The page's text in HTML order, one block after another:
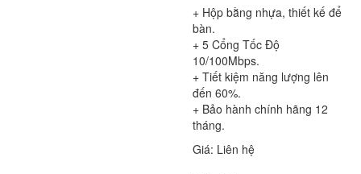
+ Hộp bằng nhựa, thiết kế để
bàn.
+ 5 Cổng Tốc Độ
10/100Mbps.
+ Tiết kiệm năng lượng lên
đến 60%.
+ Bảo hành chính hãng 12
tháng.
Giá: Liên hệ